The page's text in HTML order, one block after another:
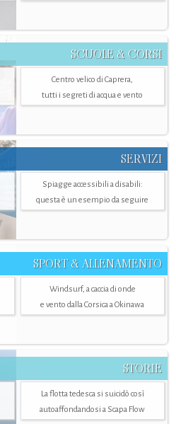
SCUOLE & CORSI
Centro velico di Caprera,
tutti i segreti di acqua e vento
SERVIZI
Spiagge accessibili a disabili:
questa è un esempio da seguire
SPORT & ALLENAMENTO
Windsurf, a caccia di onde
e vento dalla Corsica a Okinawa
STORIE
La flotta tedesca si suicidò così
autoaffondandosi a Scapa Flow